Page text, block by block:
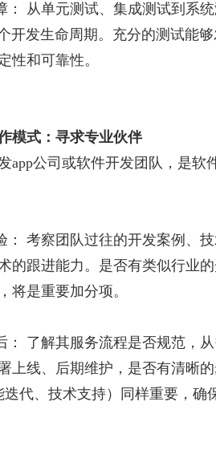
： 从单元测试、集成测试到系
开发生命周期。充分的测试能
性和可靠性。
模式：寻求专业伙伴
app公司或软件开发团队，是软
： 考察团队过往的开发案例、
的跟进能力。是否有类似行业
将是重要加分项。
： 了解其服务流程是否规范，
上线、后期维护，是否有清晰
迭代、技术支持）同样重要，确